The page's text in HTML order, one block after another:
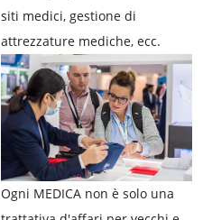
siti medici, gestione di
attrezzature mediche, ecc.
Ogni MEDICA non è solo una